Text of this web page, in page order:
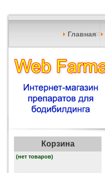
Главная
Корзина
(нет товаров)